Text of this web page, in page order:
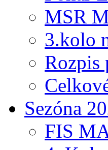
MSR
3.kolo
Rozpis
Sezóna
FIS